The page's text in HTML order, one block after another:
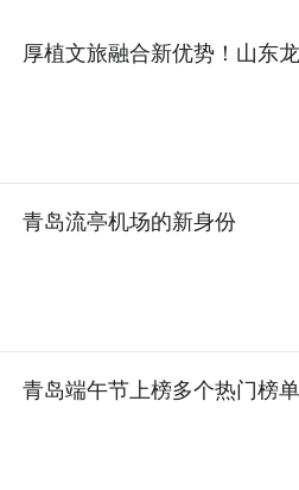
厚植文旅融合新优势！山东
青岛流亭机场的新身份
青岛端午节上榜多个热门榜单